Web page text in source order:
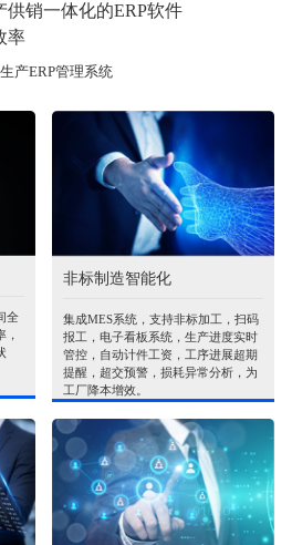
供销一体化的ERP软件
率
产ERP管理系统
全
，
非标制造智能化
集成MES系统，支持非标加工，扫码
报工，电子看板系统，生产进度实时
管控，自动计件工资，工序进展超期
提醒，超交预警，损耗异常分析，为
工厂降本增效。